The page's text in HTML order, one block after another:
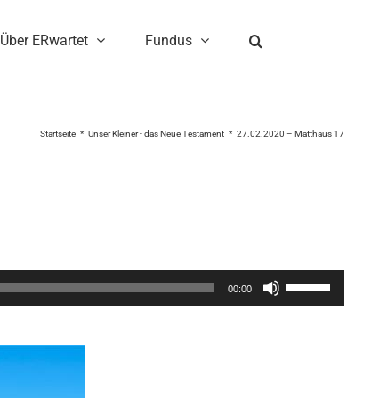
Über ERwartet Fundus
Startseite Unser Kleiner - das Neue Testament 27.02.2020 – Matthäus 17
00:00